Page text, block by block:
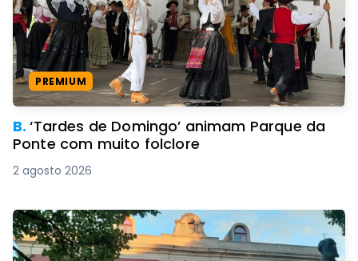
PREMIUM
B.‘Tardes de Domingo’ animam Parque da
Ponte com muito folclore
2 agosto 2026